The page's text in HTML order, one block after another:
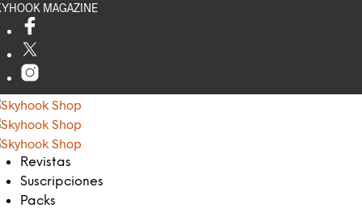
MAGAZINE
Revistas
Suscripciones
Packs